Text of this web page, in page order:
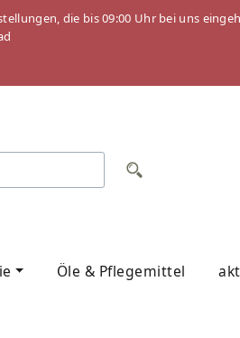
die bis 09:00 Uhr bei uns
Öle & Pflegemittel